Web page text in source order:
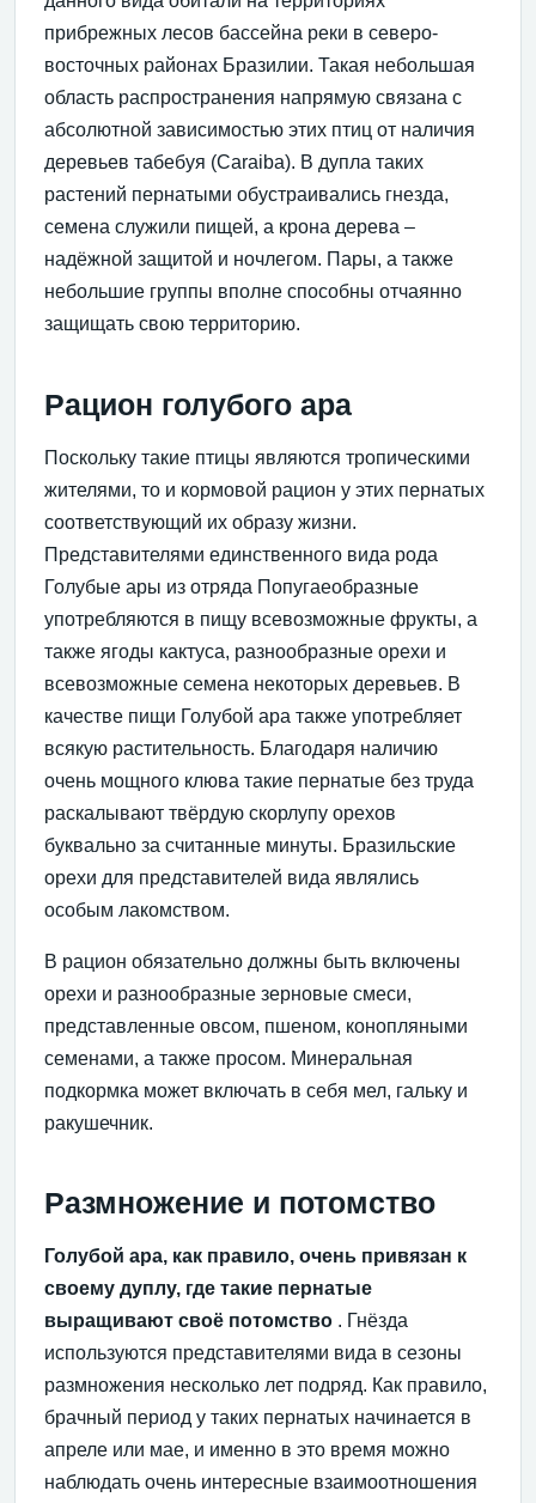
прибрежных лесов бассейна реки в северо-
восточных районах Бразилии. Такая небольшая
область распространения напрямую связана с
абсолютной зависимостью этих птиц от наличия
деревьев табебуя (Сaraiba). В дупла таких
растений пернатыми обустраивались гнезда,
семена служили пищей, а крона дерева –
надёжной защитой и ночлегом. Пары, а также
небольшие группы вполне способны отчаянно
защищать свою территорию.
Рацион голубого ара
Поскольку такие птицы являются тропическими
жителями, то и кормовой рацион у этих пернатых
соответствующий их образу жизни.
Представителями единственного вида рода
Голубые ары из отряда Попугаеобразные
употребляются в пищу всевозможные фрукты, а
также ягоды кактуса, разнообразные орехи и
всевозможные семена некоторых деревьев. В
качестве пищи Голубой ара также употребляет
всякую растительность. Благодаря наличию
очень мощного клюва такие пернатые без труда
раскалывают твёрдую скорлупу орехов
буквально за считанные минуты. Бразильские
орехи для представителей вида являлись
особым лакомством.
В рацион обязательно должны быть включены
орехи и разнообразные зерновые смеси,
представленные овсом, пшеном, конопляными
семенами, а также просом. Минеральная
подкормка может включать в себя мел, гальку и
ракушечник.
Размножение и потомство
Голубой ара, как правило, очень привязан к
своему дуплу, где такие пернатые
выращивают своё потомство . Гнёзда
используются представителями вида в сезоны
размножения несколько лет подряд. Как правило,
брачный период у таких пернатых начинается в
апреле или мае, и именно в это время можно
наблюдать очень интересные взаимоотношения